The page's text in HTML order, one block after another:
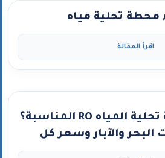
تحلية مياه
اقرأ المقالة
كيف تختار محطة تحلية المياه RO المناسبة؟
والآبار وسعر كل